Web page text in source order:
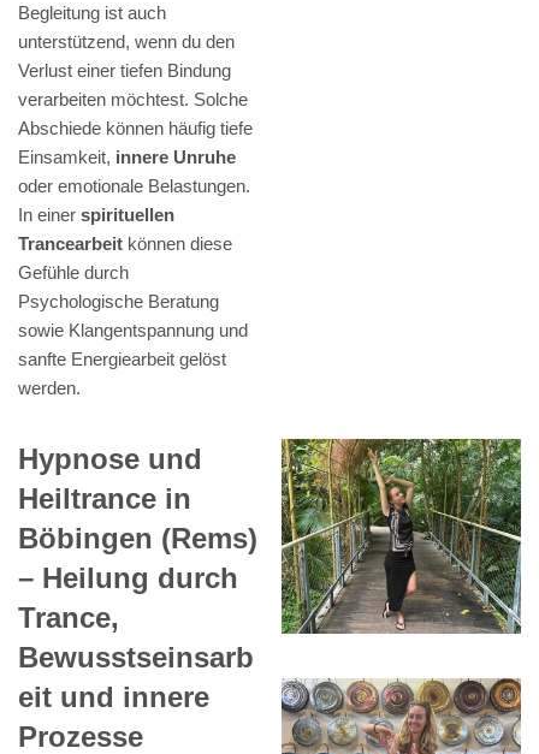
Begleitung ist auch
unterstützend, wenn du den
Verlust einer tiefen Bindung
verarbeiten möchtest. Solche
Abschiede können häufig tiefe
Einsamkeit, innere Unruhe
oder emotionale Belastungen.
In einer spirituellen
Trancearbeit können diese
Gefühle durch
Psychologische Beratung
sowie Klangentspannung und
sanfte Energiearbeit gelöst
werden.
Hypnose und
Heiltrance in
Böbingen (Rems)
– Heilung durch
Trance,
Bewusstseinsarb
eit und innere
Prozesse